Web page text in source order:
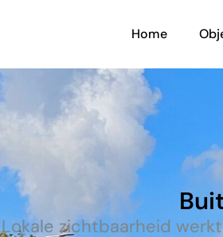
Home
Lokale zichtbaarheid